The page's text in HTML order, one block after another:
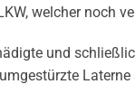
welcher noch
und